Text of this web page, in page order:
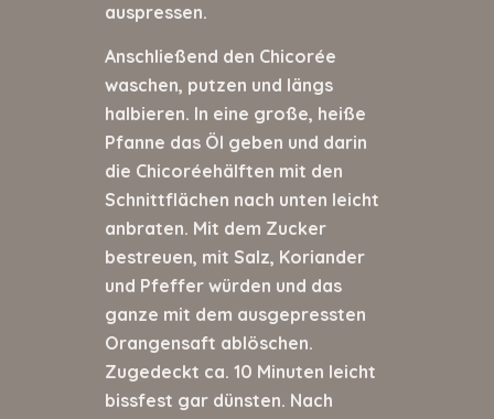
auspressen.
Anschließend den Chicorée
waschen, putzen und längs
halbieren. In eine große, heiße
Pfanne das Öl geben und darin
die Chicoréehälften mit den
Schnittflächen nach unten leicht
anbraten. Mit dem Zucker
bestreuen, mit Salz, Koriander
und Pfeffer würden und das
ganze mit dem ausgepressten
Orangensaft ablöschen.
Zugedeckt ca. 10 Minuten leicht
bissfest gar dünsten. Nach